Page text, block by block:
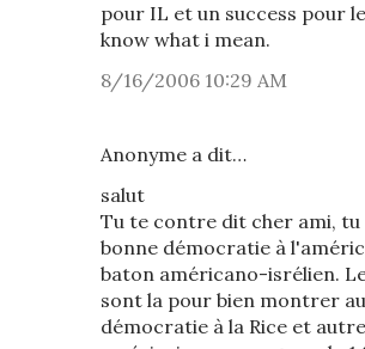
pour IL et un success pour
know what i mean.
8/16/2006 10:29 AM
Anonyme a dit…
salut
Tu te contre dit cher ami, tu
bonne démocratie à
baton américano-isrélien.
sont la pour bien montrer
démocratie à la Rice et